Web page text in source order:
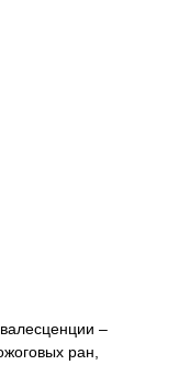
–
ран,